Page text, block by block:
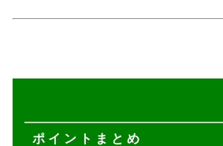
ポ イ ン ト ま と め